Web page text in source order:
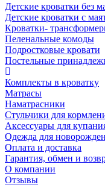
Детские кроватки без
Детские кроватки с
Кроватки-
Пеленальные комоды
Подростковые кровати
Постельные
Комплекты в кроватку
Матрасы
Наматрасники
Стульчики для
Аксессуары для
Одежда для
Оплата и доставка
Гарантия, обмен и
О компании
Отзывы